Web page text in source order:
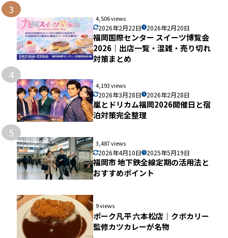
3
4,506 views
2026年2月22日 2026年2月20日
福岡国際センター スイーツ博覧会
2026｜出店一覧・混雑・売り切れ
対策まとめ
4
4,193 views
2026年3月28日 2026年2月28日
嵐とドリカム福岡2026開催日と宿
泊対策完全整理
5
3,487 views
2026年4月10日 2025年5月19日
福岡市 地下鉄全線定期の活用法と
おすすめポイント
9 views
ポーク凡平 六本松店｜クボカリー
監修カツカレーが名物